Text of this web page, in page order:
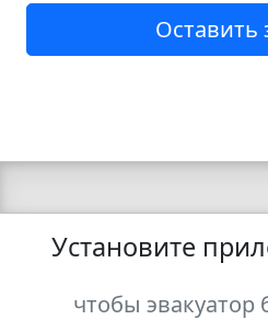
Оставить
Установите
чтобы эвакуатор